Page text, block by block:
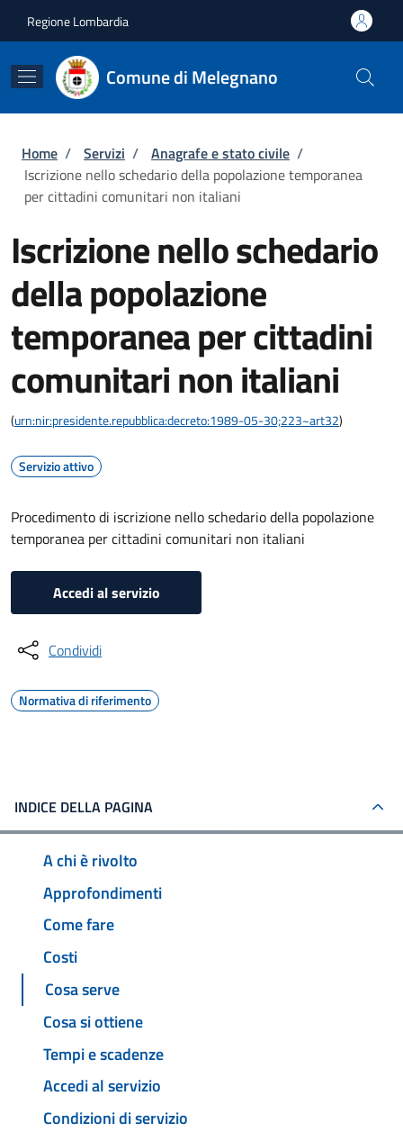
Regione Lombardia
Comune di Melegnano
Briciole di pane
Home / Servizi / Anagrafe e stato civile /
Iscrizione nello schedario della popolazione temporanea
per cittadini comunitari non italiani
Iscrizione nello schedario
della popolazione
temporanea per cittadini
comunitari non italiani
(urn:nir:presidente.repubblica:decreto:1989-05-30;223~art32)
Servizio attivo
Procedimento di iscrizione nello schedario della popolazione
temporanea per cittadini comunitari non italiani
Accedi al servizio
Condividi
Normativa di riferimento
INDICE DELLA PAGINA
A chi è rivolto
Approfondimenti
Come fare
Costi
Cosa serve
Cosa si ottiene
Tempi e scadenze
Accedi al servizio
Condizioni di servizio